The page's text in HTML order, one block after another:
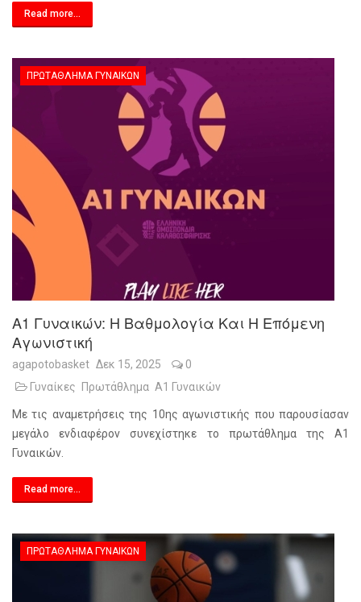
Read more...
ΠΡΩΤΆΘΛΗΜΑ ΓΥΝΑΙΚΏΝ
Α1 Γυναικών: Η Βαθμολογία Και Η Επόμενη
Αγωνιστική
agapotobasket Δεκ 15, 2025
0
Γυναίκες
Πρωτάθλημα Α1 Γυναικών
Με τις αναμετρήσεις της 10ης αγωνιστικής που παρουσίασαν
μεγάλο ενδιαφέρον συνεχίστηκε το πρωτάθλημα της Α1
Γυναικών.
Read more...
ΠΡΩΤΆΘΛΗΜΑ ΓΥΝΑΙΚΏΝ